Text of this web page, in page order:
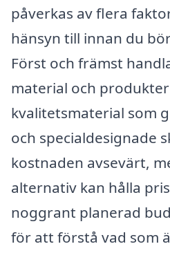
påverkas av flera
hänsyn till innan du
Först och främst
material och
kvalitetsmaterial som
och specialdesignade
kostnaden avsevärt,
alternativ kan hålla
noggrant planerad
för att förstå vad som